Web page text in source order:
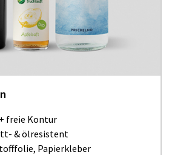
freie Kontur
& ölresistent
Papierkleber